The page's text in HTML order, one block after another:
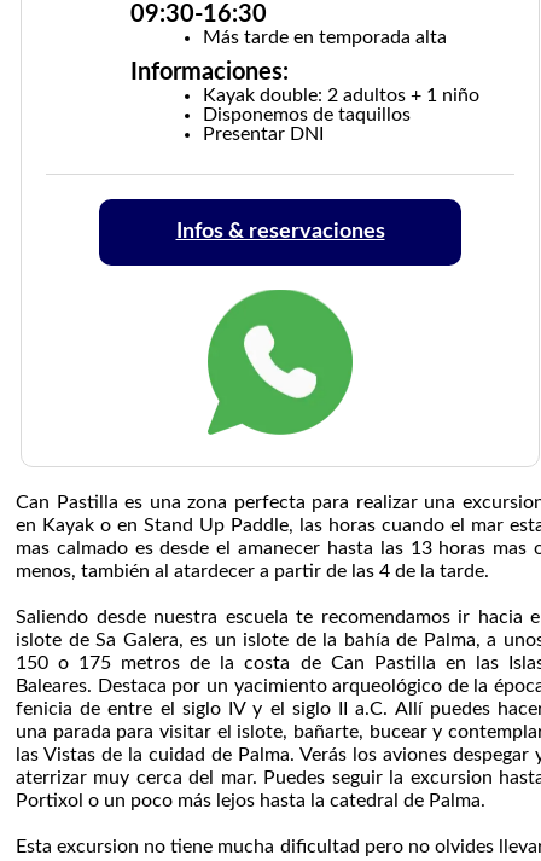
09:30-16:30
Más tarde en temporada alta
Informaciones:
Kayak double: 2 adultos + 1 niño
Disponemos de taquillos
Presentar DNI
Infos & reservaciones
Can Pastilla es una zona perfecta para realizar una
en Kayak o en Stand Up Paddle, las horas cuando el mar
mas calmado es desde el amanecer hasta las 13 horas mas
menos, también al atardecer a partir de las 4 de la tarde.
Saliendo desde nuestra escuela te recomendamos ir hacia
islote de Sa Galera, es un islote de la bahía de Palma, a
150 o 175 metros de la costa de Can Pastilla en las
Baleares. Destaca por un yacimiento arqueológico de la
fenicia de entre el siglo IV y el siglo II a.C.​ Allí puedes
una parada para visitar el islote, bañarte, bucear y
las Vistas de la cuidad de Palma. Verás los aviones despegar
aterrizar muy cerca del mar. Puedes seguir la excursion
Portixol o un poco más lejos hasta la catedral de Palma.
Esta excursion no tiene mucha dificultad pero no olvides